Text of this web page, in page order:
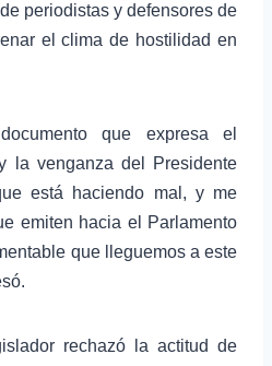
periodistas y defensores de
el clima de hostilidad en
que expresa el
la venganza del Presidente
está haciendo mal, y me
emiten hacia el Parlamento
que lleguemos a este
rechazó la actitud de